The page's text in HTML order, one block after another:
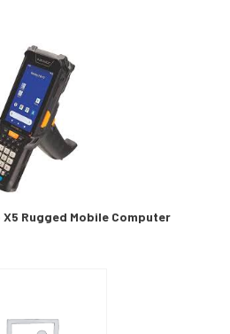
Rugged Mobile Computer